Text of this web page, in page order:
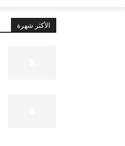
الأكثر شهرة